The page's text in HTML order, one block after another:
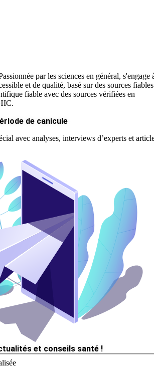
par les sciences en général, s'engage
et de qualité, basé sur des sources
fiable avec des sources vérifiées en
de canicule
avec analyses, interviews d’experts et
et conseils santé !